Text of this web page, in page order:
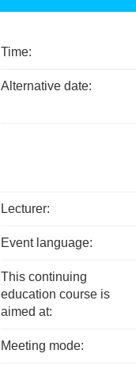
Time:
Alternative date:
Lecturer:
Event language:
This continuing
education course is
aimed at:
Meeting mode: